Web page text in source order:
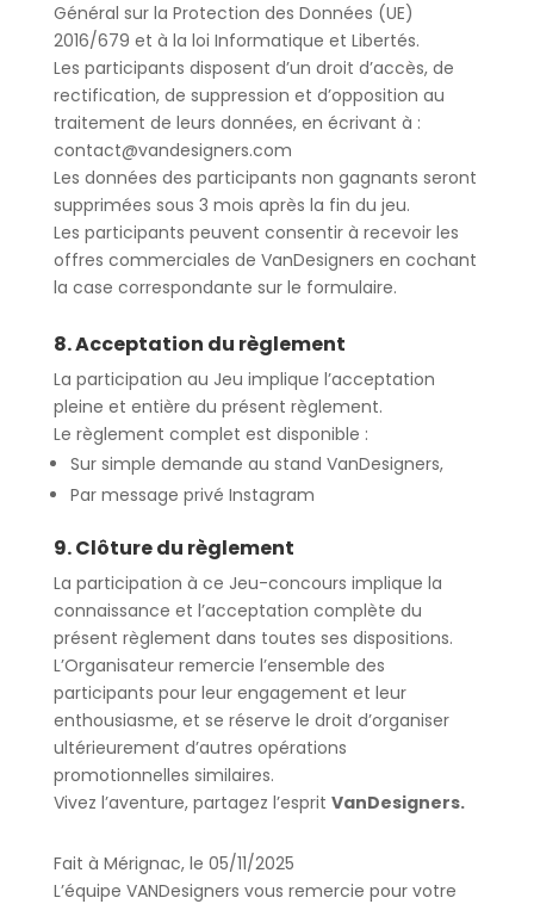
Général sur la Protection des Données (UE)
2016/679 et à la loi Informatique et Libertés.
Les participants disposent d’un droit d’accès, de
rectification, de suppression et d’opposition au
traitement de leurs données, en écrivant à :
contact@vandesigners.com
Les données des participants non gagnants seront
supprimées sous 3 mois après la fin du jeu.
Les participants peuvent consentir à recevoir les
offres commerciales de VanDesigners en cochant
la case correspondante sur le formulaire.
8. Acceptation du règlement
La participation au Jeu implique l’acceptation
pleine et entière du présent règlement.
Le règlement complet est disponible :
Sur simple demande au stand VanDesigners,
Par message privé Instagram
9. Clôture du règlement
La participation à ce Jeu-concours implique la
connaissance et l’acceptation complète du
présent règlement dans toutes ses dispositions.
L’Organisateur remercie l’ensemble des
participants pour leur engagement et leur
enthousiasme, et se réserve le droit d’organiser
ultérieurement d’autres opérations
promotionnelles similaires.
Vivez l’aventure, partagez l’esprit VanDesigners.
Fait à Mérignac, le 05/11/2025
L’équipe VANDesigners vous remercie pour votre